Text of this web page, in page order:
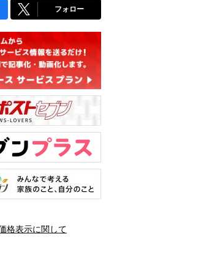
フォロー
格表示に関して